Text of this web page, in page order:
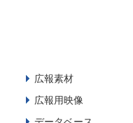
広報素材
広報用映像